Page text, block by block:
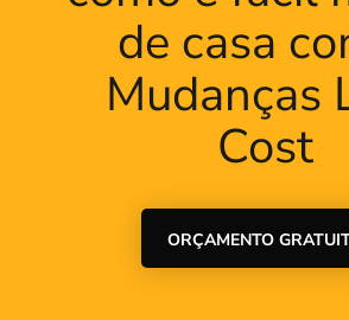
de casa
Mudanças
Cost
ORÇAMENTO